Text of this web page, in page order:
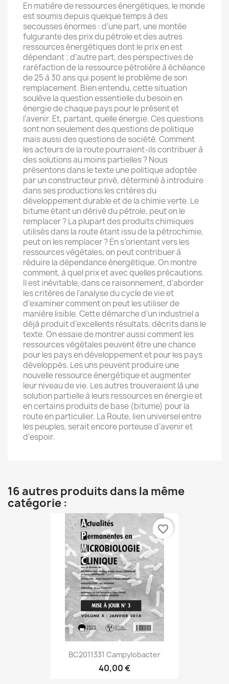
En matière de ressources énergétiques, le monde
est soumis depuis quelque temps à des
secousses énormes : d’une part, une montée
fulgurante des prix du pétrole et des autres
ressources énergétiques dont le prix en est
dépendant ; d’autre part, des perspectives de
raréfaction de la ressource pétrolière à échéance
de 25 à 30 ans qui posent le problème de son
remplacement. Bien entendu, cette situation
soulève la question essentielle du besoin en
énergie de chaque pays pour le présent et
l’avenir. Et, partant, quelle énergie. Ces questions
sont non seulement des questions de politique
mais aussi des questions de société. Comment
les acteurs de la route pourraient-ils contribuer à
des solutions au moins partielles ? Nous
présentons dans le texte une politique adoptée
par un constructeur privé, déterminé à introduire
dans ses productions les critères du
développement durable et de la chimie verte. Le
bitume étant un dérivé du pétrole, peut on le
remplacer ? La plupart des produits chimiques
utilisés dans la route étant issu de la pétrochimie,
peut on les remplacer ? En s’orientant vers les
ressources végétales, on peut contribuer à
réduire la dépendance énergétique. On montre
comment, à quel prix et avec quelles précautions.
Il est inévitable, dans ce raisonnement, d’aborder
les critères de l’analyse du cycle de vie et
d’examiner comment on peut les utiliser de
manière lisible. Cette démarche d’un industriel a
déjà produit d’excellents résultats, décrits dans le
texte. On essaie de montrer aussi comment les
ressources végétales peuvent être une chance
pour les pays en développement et pour les pays
développés. Les uns peuvent produire une
nouvelle ressource énergétique et augmenter
leur niveau de vie. Les autres trouveraient là une
solution partielle à leurs ressources en énergie et
en certains produits de base (bitume) pour la
route en particulier. La Route, lien universel entre
les peuples, serait encore porteuse d’avenir et
d’espoir.
16 autres produits dans la même
catégorie :
BC2011331 Campylobacter
40,00 €
favorite_border